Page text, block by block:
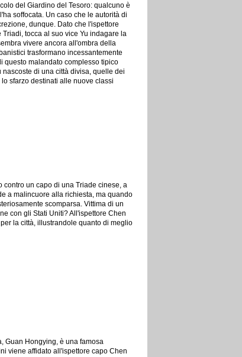
del Giardino del Tesoro: qualcuno è
soffocata. Un caso che le autorità di
dunque. Dato che l'ispettore
tocca al suo vice Yu indagare la
vivere ancora all'ombra della
trasformano incessantemente
questo malandato complesso tipico
di una città divisa, quelle dei
sfarzo destinati alle nuove classi
un capo di una Triade cinese, a
a malincuore alla richiesta, ma quando
scomparsa. Vittima di un
con gli Stati Uniti? All'ispettore Chen
la città, illustrandole quanto di meglio
Guan Hongying, è una famosa
viene affidato all'ispettore capo Chen